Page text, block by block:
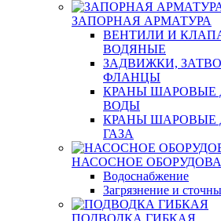
ЗАПОРНАЯ АРМАТУРА
ВЕНТИЛИ И
ВОДЯНЫЕ
ЗАДВИЖКИ,
ФЛАНЦЫ
КРАНЫ ШАРОВЫЕ
ВОДЫ
КРАНЫ ШАРОВЫЕ
ГАЗА
НАСОСНОЕ
Водоснабжение
Загрязнение и
ПОДВОДКА ГИБКАЯ